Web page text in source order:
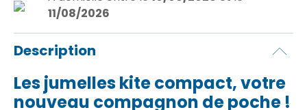
11/08/2026
Description
Les jumelles kite compact, votre
nouveau compagnon de poche !